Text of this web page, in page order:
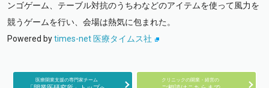
ンゴゲーム、テーブル対抗のうちわなどのアイテムを使って風力を
競うゲームを行い、会場は熱気に包まれた。
Powered bytimes-net 医療タイムス社
医療開業支援の専門家チーム クリニックの開業・経営の